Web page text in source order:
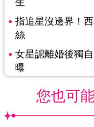
指追星沒邊界！
絲
女星認離婚後獨
曝
您也可